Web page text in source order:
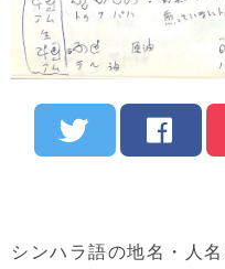
シンハラ語の地名・人